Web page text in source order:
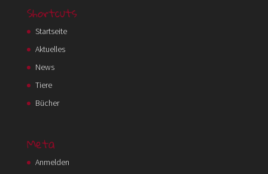
Shortcuts
Startseite
Aktuelles
News
Tiere
Bücher
Meta
Anmelden